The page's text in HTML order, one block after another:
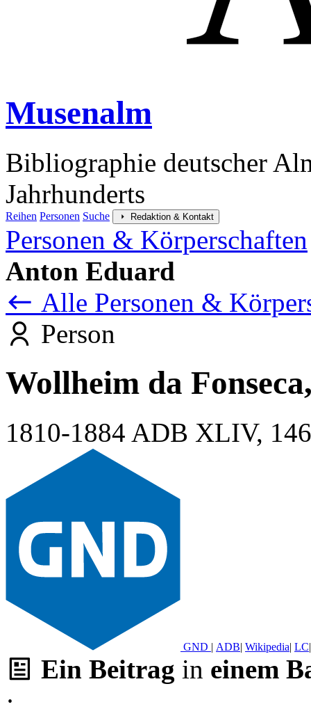
Musenalm
Bibliographie deutscher
Jahrhunderts
Reihen Personen Suche Redaktion & Kontakt
Personen & Körperschaften
Anton Eduard
Alle Personen &
Person
Wollheim da
1810-1884 ADB XLIV,
GND | ADB| Wikipedia| LC|
Ein Beitrag in einem
·